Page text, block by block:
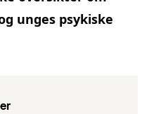
unges psykiske